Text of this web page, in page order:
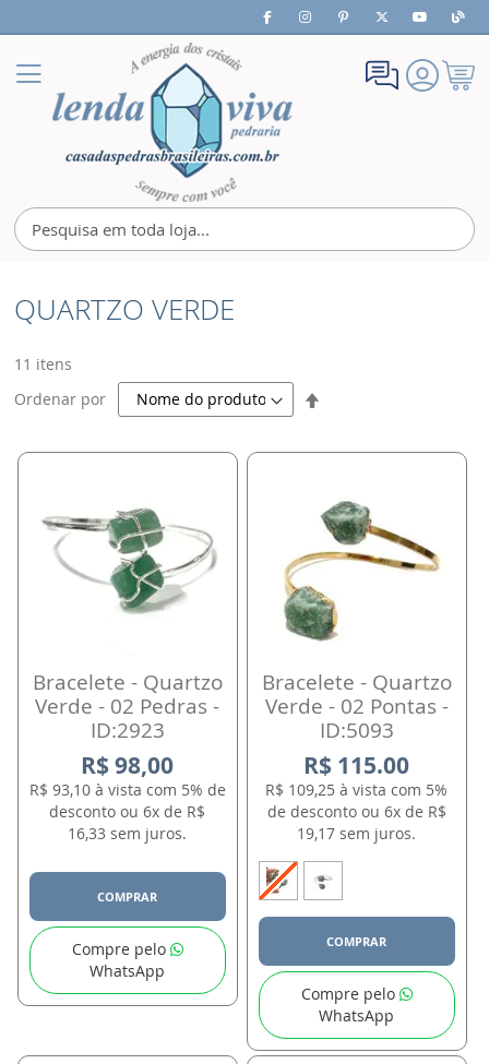
Nav
Meu
QUARTZO VERDE
11 itens
Ordenar por
Bracelete - Quartzo
Verde - 02 Pedras -
ID:2923
R$ 98,00
R$ 93,10 à vista com 5% de
desconto ou 6x de R$
16,33 sem juros.
COMPRAR
Compre pelo
WhatsApp
Bracelete - Quartzo
Verde - 02 Pontas -
ID:5093
R$ 115.00
R$ 109,25 à vista com 5%
de desconto ou 6x de R$
19,17 sem juros.
COMPRAR
Compre pelo
WhatsApp